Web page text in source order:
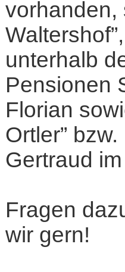
vorhanden,
unterhalb
Pensionen
Florian
Ortler”
Gertraud im
Fragen
wir gern!